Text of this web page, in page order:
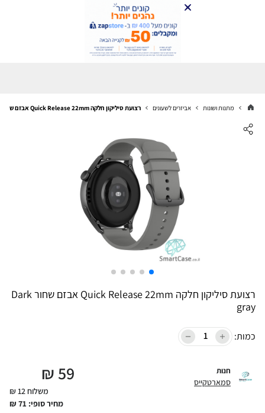
מתנות ושונות אביזרים לשעונים רצועת סיליקון חלקה Quick Release 22mm אבזם שחור Dark gray
רצועת סיליקון חלקה Quick Release 22mm אבזם שחור Dark
gray
כמות:
חנות
סמארטקייס 59
₪
משלוח 12 ₪
מחיר סופי: 71
₪